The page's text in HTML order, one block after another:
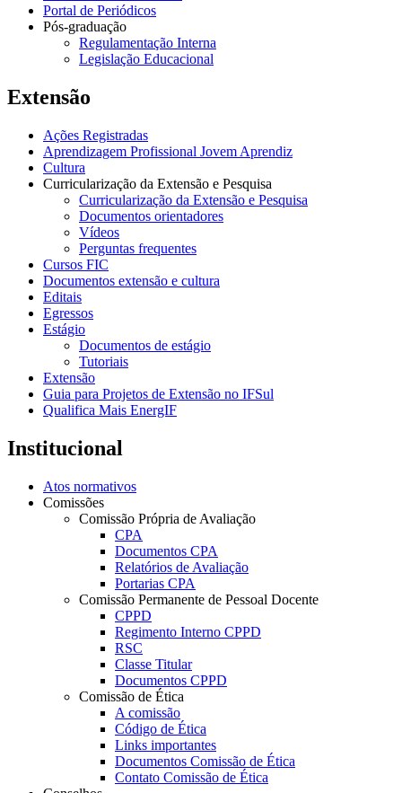
Portal de Periódicos
Pós-graduação
Regulamentação Interna
Legislação Educacional
Extensão
Ações Registradas
Aprendizagem Profissional Jovem Aprendiz
Cultura
Curricularização da Extensão e Pesquisa
Curricularização da Extensão e Pesquisa
Documentos orientadores
Vídeos
Perguntas frequentes
Cursos FIC
Documentos extensão e cultura
Editais
Egressos
Estágio
Documentos de estágio
Tutoriais
Extensão
Guia para Projetos de Extensão no IFSul
Qualifica Mais EnergIF
Institucional
Atos normativos
Comissões
Comissão Própria de Avaliação
CPA
Documentos CPA
Relatórios de Avaliação
Portarias CPA
Comissão Permanente de Pessoal Docente
CPPD
Regimento Interno CPPD
RSC
Classe Titular
Documentos CPPD
Comissão de Ética
A comissão
Código de Ética
Links importantes
Documentos Comissão de Ética
Contato Comissão de Ética